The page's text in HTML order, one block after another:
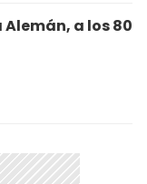
a los 80